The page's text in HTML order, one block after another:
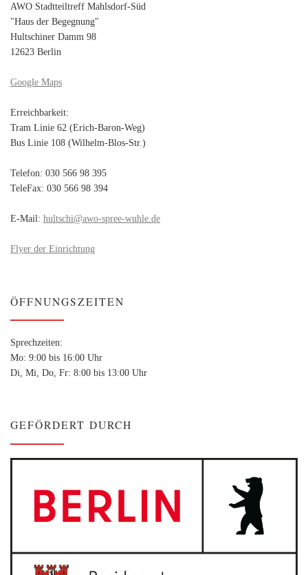
AWO Stadtteiltreff Mahlsdorf-Süd
"Haus der Begegnung"
Hultschiner Damm 98
12623 Berlin
Google Maps
Erreichbarkeit:
Tram Linie 62 (Erich-Baron-Weg)
Bus Linie 108 (Wilhelm-Blos-Str.)
Telefon: 030 566 98 395
TeleFax: 030 566 98 394
E-Mail: hultschi@awo-spree-wuhle.de
Flyer der Einrichtung
ÖFFNUNGSZEITEN
Sprechzeiten:
Mo: 9:00 bis 16:00 Uhr
Di, Mi, Do, Fr: 8:00 bis 13:00 Uhr
GEFÖRDERT DURCH